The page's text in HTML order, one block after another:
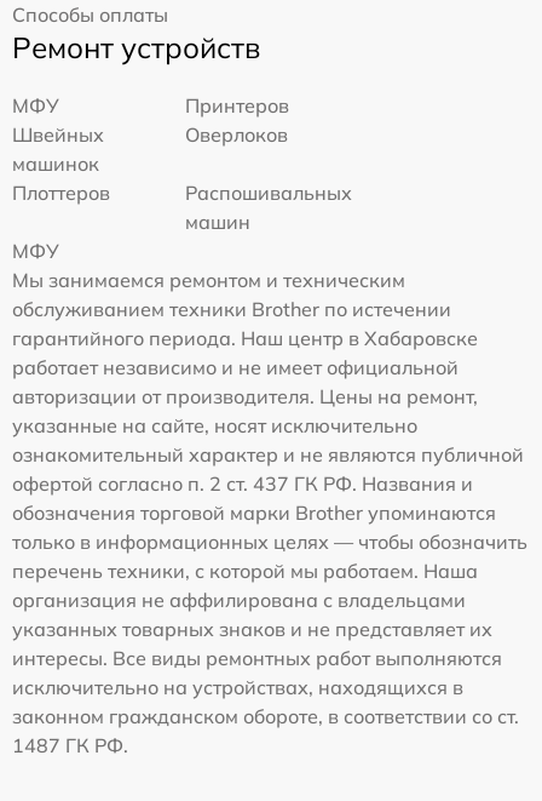
Способы оплаты
Ремонт устройств
МФУ
Принтеров
Швейных
машинок
Оверлоков
Плоттеров
Распошивальных
машин
МФУ
Мы занимаемся ремонтом и техническим
обслуживанием техники Brother по истечении
гарантийного периода. Наш центр в Хабаровске
работает независимо и не имеет официальной
авторизации от производителя. Цены на ремонт,
указанные на сайте, носят исключительно
ознакомительный характер и не являются публичной
офертой согласно п. 2 ст. 437 ГК РФ. Названия и
обозначения торговой марки Brother упоминаются
только в информационных целях — чтобы обозначить
перечень техники, с которой мы работаем. Наша
организация не аффилирована с владельцами
указанных товарных знаков и не представляет их
интересы. Все виды ремонтных работ выполняются
исключительно на устройствах, находящихся в
законном гражданском обороте, в соответствии со ст.
1487 ГК РФ.